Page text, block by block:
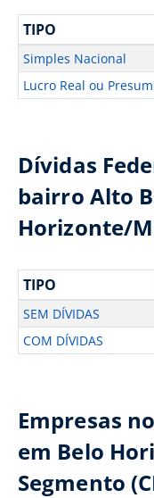
TIPO
Simples Nacional
Lucro Real ou
Dívidas
bairro Alto
Horizonte/
TIPO
SEM DÍVIDAS
COM DÍVIDAS
Empresas
em Belo
Segmento